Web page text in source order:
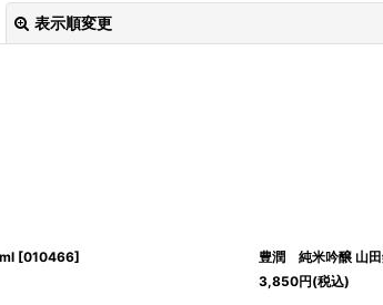
表示順変更
[010466] 豊潤 純米吟醸 山
3,850円(税込)